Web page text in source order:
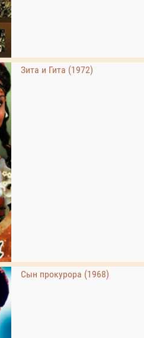
Зита и Гита (1972)
Сын прокурора (1968)